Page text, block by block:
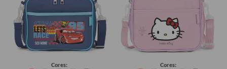
Cores:
Cores: